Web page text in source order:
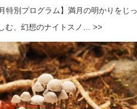
特別プログラム】満月の明かりをじっ
む、幻想のナイトスノ… >>